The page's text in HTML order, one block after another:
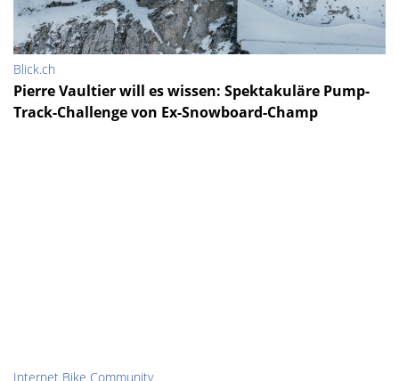
Blick.ch
Pierre Vaultier will es wissen: Spektakuläre Pump-
Track-Challenge von Ex-Snowboard-Champ
Internet Bike Community